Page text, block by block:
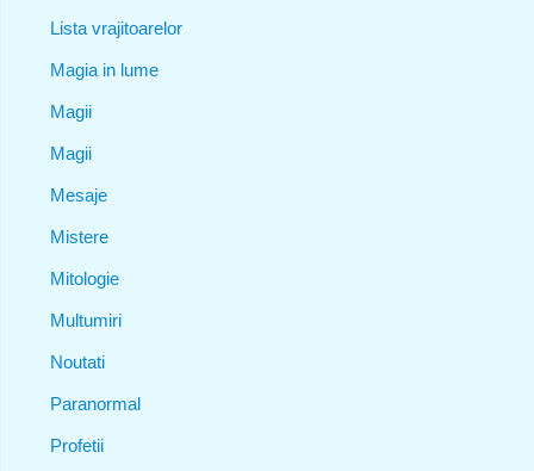
Lista vrajitoarelor
Magia in lume
Magii
Magii
Mesaje
Mistere
Mitologie
Multumiri
Noutati
Paranormal
Profetii